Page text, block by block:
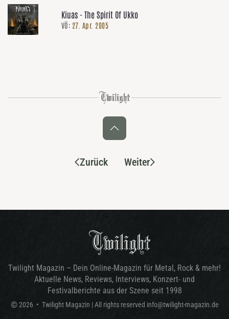
Kiuas - The Spirit Of Ukko
VÖ: 27. Apr. 2005
Zurück Weiter
Twilight Magazin – Dein Online-Magazin für Metal, Rock & mehr!
Aktuelle News, Reviews, Interviews, Konzert- und
Festivalberichte aus der Szene seit 1998
© 2026 • Twilight Magazin | All rights reserved info@twilight-magazin.de